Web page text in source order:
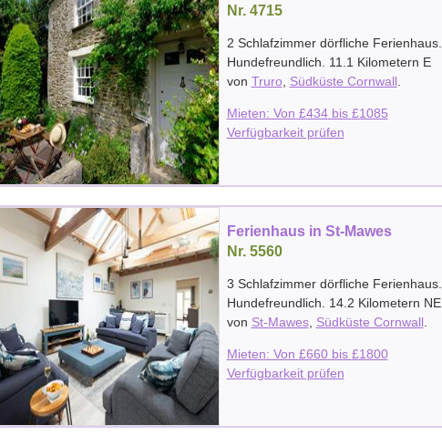
Nr. 4715
2 Schlafzimmer dörfliche Ferienhaus.
Hundefreundlich. 11.1 Kilometern E
von Truro, Südküste Cornwall.
Mieten: Von £434bis £1085
Verfügbarkeit prüfen
Ferienhaus in St-Mawes
Nr. 5560
3 Schlafzimmer dörfliche Ferienhaus.
Hundefreundlich. 14.2 Kilometern NE
von St-Mawes, Südküste Cornwall.
Mieten: Von £660bis £1800
Verfügbarkeit prüfen